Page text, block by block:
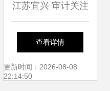
江苏宜兴 审计关注
政府建设工程施工
现场环保措施
查看详情
更新时间：2026-08-08
22:14:50